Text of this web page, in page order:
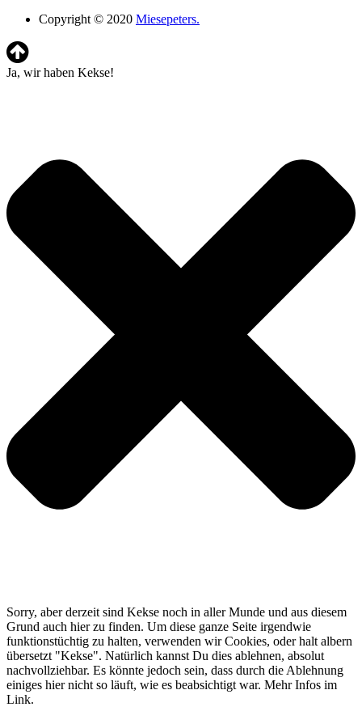
Copyright © 2020 Miesepeters.
Ja, wir haben Kekse!
Sorry, aber derzeit sind Kekse noch in aller Munde und aus diesem
Grund auch hier zu finden. Um diese ganze Seite irgendwie
funktionstüchtig zu halten, verwenden wir Cookies, oder halt albern
übersetzt "Kekse". Natürlich kannst Du dies ablehnen, absolut
nachvollziehbar. Es könnte jedoch sein, dass durch die Ablehnung
einiges hier nicht so läuft, wie es beabsichtigt war. Mehr Infos im
Link.